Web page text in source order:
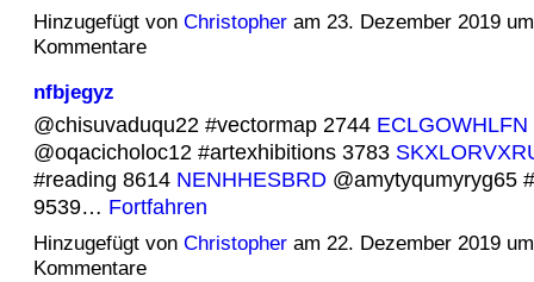
Hinzugefügt von Christopheram 23. Dezember 2019
Kommentare
nfbjegyz
@chisuvaduqu22 #vectormap 2744 ECLGOWHLFN
@oqacicholoc12 #artexhibitions 3783
#reading 8614 NENHHESBRD@amytyqumyryg65
9539… Fortfahren
Hinzugefügt von Christopheram 22. Dezember 2019
Kommentare